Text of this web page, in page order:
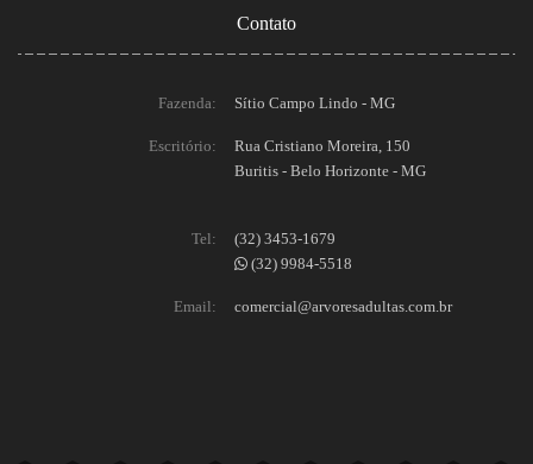
Contato
Fazenda: Sítio Campo Lindo - MG
Escritório:
Rua Cristiano Moreira, 150
Buritis - Belo Horizonte - MG
Tel:
(32) 3453-1679
(32) 9984-5518
Email: comercial@arvoresadultas.com.br